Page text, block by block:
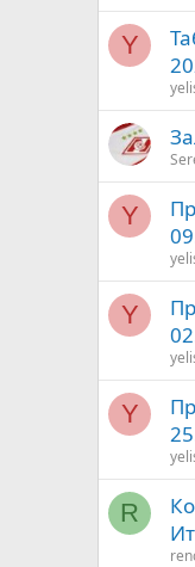
Y
Y
Y
Y
R